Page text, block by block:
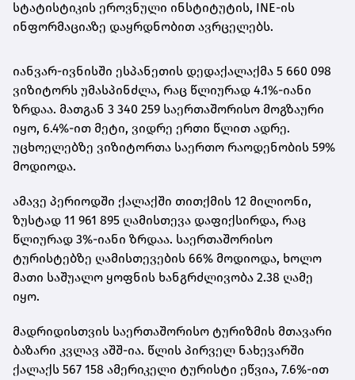
სტატისტიკის ეროვნული ინსტიტუტის, INE-ის
ინფორმაციაზე დაყრდნობით ავრცელებს.
იანვარ-ივნისში ესპანეთის დედაქალაქმა 5 660 098
ვიზიტორს უმასპინძლა, რაც წლიურად 4.1%-იანი
ზრდაა. მათგან 3 340 259 საერთაშორისო მოგზაური
იყო, 6.4%-ით მეტი, ვიდრე ერთი წლით ადრე.
უცხოელებზე ვიზიტორთა საერთო რაოდენობის 59%
მოდიოდა.
ამავე პერიოდში ქალაქში თითქმის 12 მილიონი,
ზუსტად 11 961 895 ღამისთევა დაფიქსირდა, რაც
წლიურად 3%-იანი ზრდაა. საერთაშორისო
ტურისტებზე ღამისთევების 66% მოდიოდა, ხოლო
მათი საშუალო ყოფნის ხანგრძლივობა 2.38 ღამე
იყო.
მადრიდისთვის საერთაშორისო ტურიზმის მთავარი
ბაზარი კვლავ აშშ-ია. წლის პირველ ნახევარში
ქალაქს 567 158 ამერიკელი ტურისტი ეწვია, 7.6%-ით